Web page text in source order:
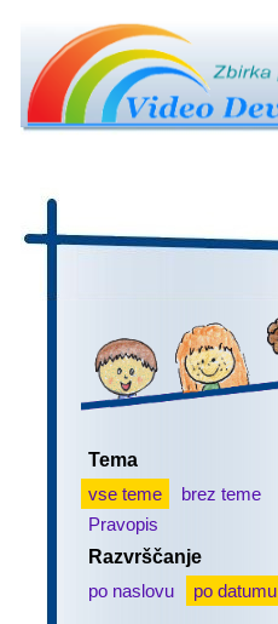
Tema
vse teme
brez teme
Pravopis
Razvrščanje
po naslovu
po datumu